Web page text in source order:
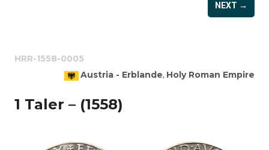
NEXT →
HRR-1558-0005
Austria - Erblande, Holy Roman Empire
1 Taler – (1558)